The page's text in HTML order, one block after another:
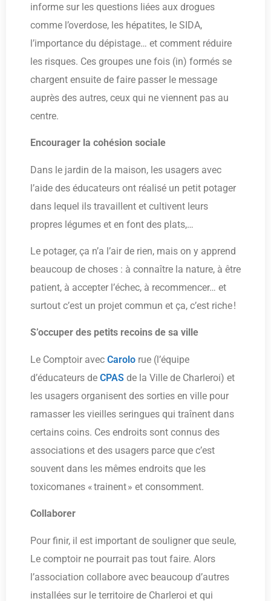
informe sur les questions liées aux drogues
comme l’overdose, les hépatites, le SIDA,
l’importance du dépistage… et comment réduire
les risques. Ces groupes une fois (in) formés se
chargent ensuite de faire passer le message
auprès des autres, ceux qui ne viennent pas au
centre.
Encourager la cohésion sociale
Dans le jardin de la maison, les usagers avec
l’aide des éducateurs ont réalisé un petit potager
dans lequel ils travaillent et cultivent leurs
propres légumes et en font des plats,…
Le potager, ça n’a l’air de rien, mais on y apprend
beaucoup de choses : à connaître la nature, à être
patient, à accepter l’échec, à recommencer… et
surtout c’est un projet commun et ça, c’est riche !
S’occuper des petits recoins de sa ville
Le Comptoir avec Carolo rue (l’équipe
d’éducateurs de CPAS de la Ville de Charleroi) et
les usagers organisent des sorties en ville pour
ramasser les vieilles seringues qui traînent dans
certains coins. Ces endroits sont connus des
associations et des usagers parce que c’est
souvent dans les mêmes endroits que les
toxicomanes « trainent » et consomment.
Collaborer
Pour finir, il est important de souligner que seule,
Le comptoir ne pourrait pas tout faire. Alors
l’association collabore avec beaucoup d’autres
installées sur le territoire de Charleroi et qui